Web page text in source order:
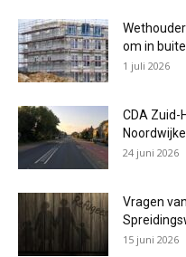
om in
1 juli 2026
CDA Zuid-
24 juni 2026
Vragen
15 juni 2026